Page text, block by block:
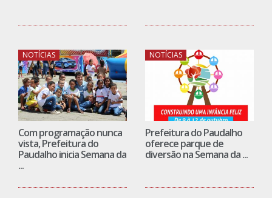
NOTÍCIAS
Com programação nunca
vista, Prefeitura do
Paudalho inicia Semana da
...
NOTÍCIAS
Prefeitura do Paudalho
oferece parque de
diversão na Semana da ...